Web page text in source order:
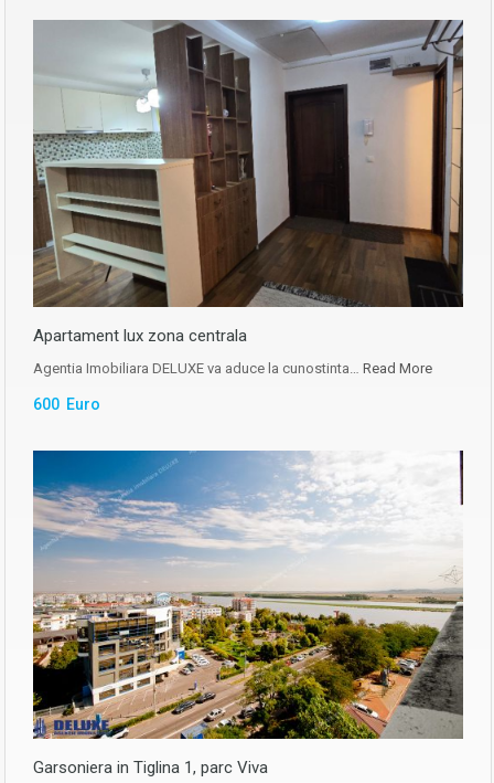
Apartament lux zona centrala
Agentia Imobiliara DELUXE va aduce la cunostinta… Read More
600 Euro
Garsoniera in Tiglina 1, parc Viva